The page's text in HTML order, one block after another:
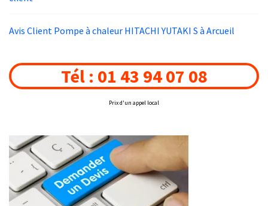
Avis Client Pompe à chaleur HITACHI YUTAKI S à Arcueil
Tél : 01 43 94 07 08
Prix d'un appel local